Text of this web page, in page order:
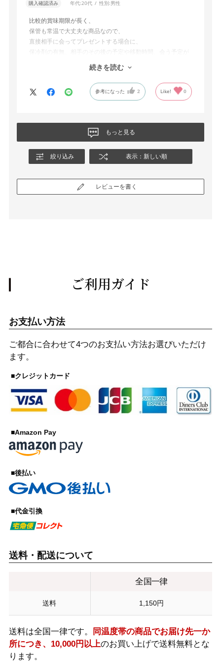
購入確認済み 年代:20代 性別:男性
比較的賞味期限が長く、
保管も常温で大丈夫な商品なので、
直接相手に会ってプレゼントする場合に、
保冷剤の有無、相手のその後の予定や移動時間、会う予定が
延期した場合など、あれこれ考える必要が無い。
また、ポタージュということで、
糖質やカロリーを気にする方や咀嚼や消化に不安を抱える方
名産の芋というアピールをしつつ、
人・場所・時間を選ばずに贈答できる点が非常に素晴らし
しかし、ダンボールから開封した際に、商品の箱が凹んでお
続きを読む
参考になった 2 Like! 0
もっと見る
絞り込み 表示：新しい順
レビューを書く
ご利用ガイド
お支払い方法
ご都合に合わせて4つのお支払い方法お選びいただけ
ます。
■クレジットカード
■Amazon Pay
■後払い
■代金引換
送料・配送について
全国一律
送料 1,150円
送料は全国一律です。
同温度帯の商品でお届け先一か
所につき、10,000円以上のお買い上げで送料無料とな
ります。